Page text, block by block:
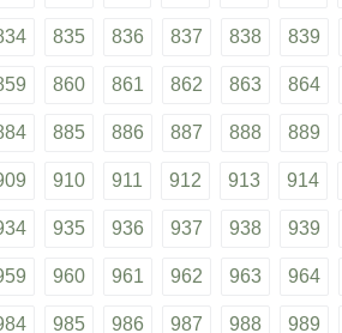
835 836 837 838 839
860 861 862 863 864
885 886 887 888 889
910 911 912 913 914
935 936 937 938 939
960 961 962 963 964
985 986 987 988 989